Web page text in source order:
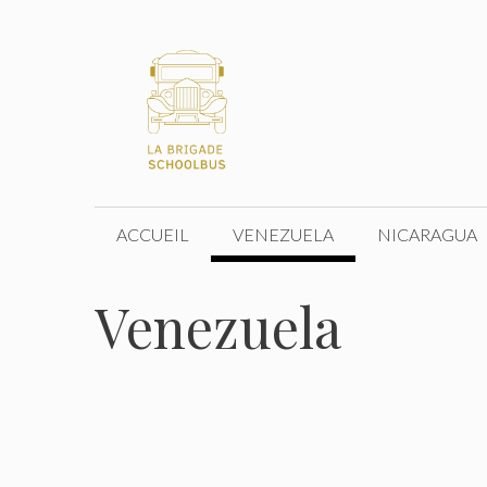
ACCUEIL VENEZUELA NICARAGUA
Venezuela